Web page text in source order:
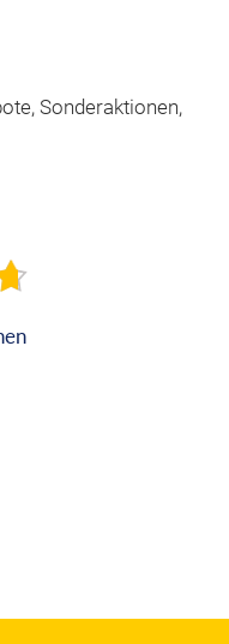
Sonderaktionen,